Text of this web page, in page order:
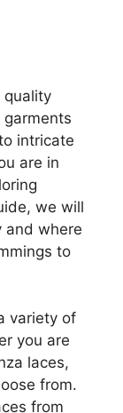
quality
intricate
are in
we will
and where
to
variety of
you are
laces,
from.
from